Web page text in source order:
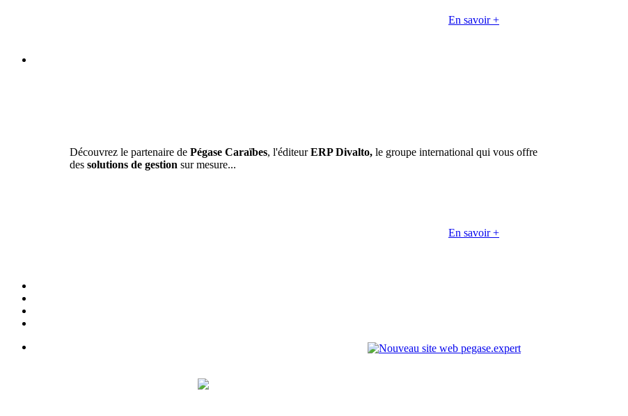
En savoir +
Découvrez le partenaire de Pégase Caraïbes, l'éditeurERP Divalto, le groupe international qui vous offre
des solutions de gestion sur mesure...
En savoir +